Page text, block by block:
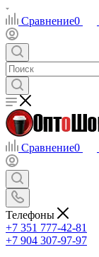
Сравнение0
Сравнение0
Телефоны
+7 351 777-42-81
+7 904 307-97-97